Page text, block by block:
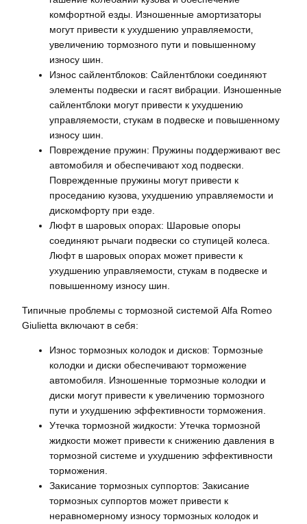
комфортной езды. Изношенные амортизаторы
могут привести к ухудшению управляемости‚
увеличению тормозного пути и повышенному
износу шин.
Износ сайлентблоков: Сайлентблоки соединяют
элементы подвески и гасят вибрации. Изношенные
сайлентблоки могут привести к ухудшению
управляемости‚ стукам в подвеске и повышенному
износу шин.
Повреждение пружин: Пружины поддерживают вес
автомобиля и обеспечивают ход подвески.
Поврежденные пружины могут привести к
проседанию кузова‚ ухудшению управляемости и
дискомфорту при езде.
Люфт в шаровых опорах: Шаровые опоры
соединяют рычаги подвески со ступицей колеса.
Люфт в шаровых опорах может привести к
ухудшению управляемости‚ стукам в подвеске и
повышенному износу шин.
Типичные проблемы с тормозной системой Alfa Romeo
Giulietta включают в себя:
Износ тормозных колодок и дисков: Тормозные
колодки и диски обеспечивают торможение
автомобиля. Изношенные тормозные колодки и
диски могут привести к увеличению тормозного
пути и ухудшению эффективности торможения.
Утечка тормозной жидкости: Утечка тормозной
жидкости может привести к снижению давления в
тормозной системе и ухудшению эффективности
торможения.
Закисание тормозных суппортов: Закисание
тормозных суппортов может привести к
неравномерному износу тормозных колодок и